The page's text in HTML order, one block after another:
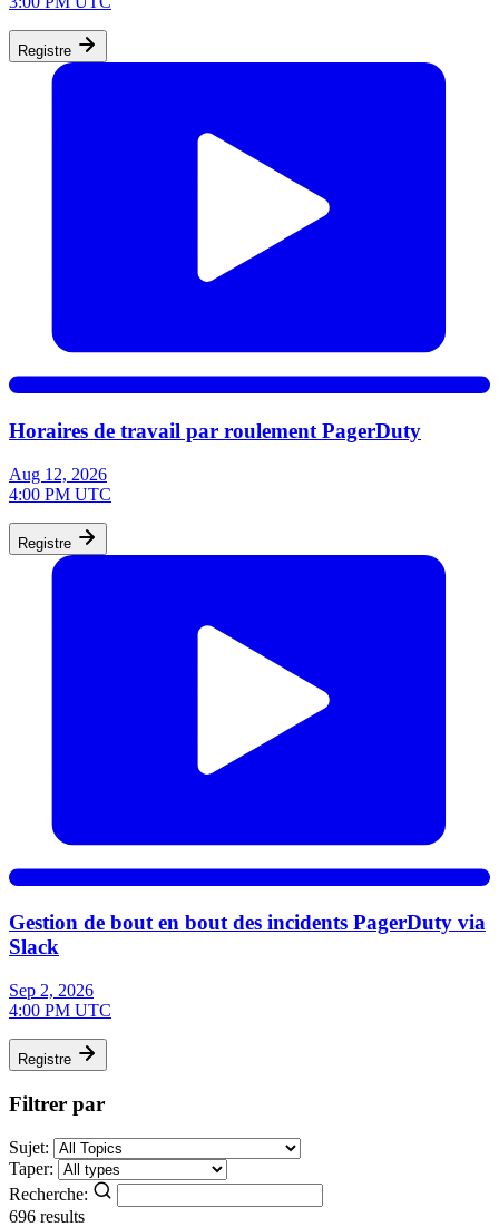
Registre
Horaires de travail par roulement PagerDuty
Aug 12, 2026
4:00 PM UTC
Registre
Gestion de bout en bout des incidents PagerDuty via
Slack
Sep 2, 2026
4:00 PM UTC
Registre
Filtrer par
Sujet:
Taper:
Recherche:
696 results